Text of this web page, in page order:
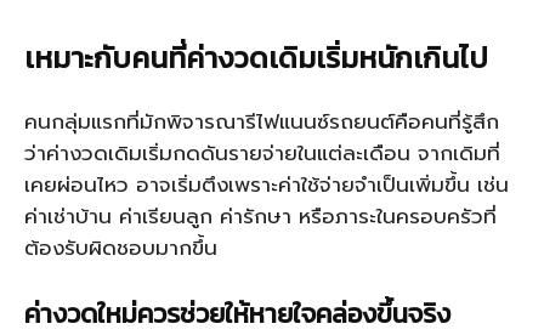
เหมาะกับคนที่ค่างวดเดิมเริ่มหนักเกินไป
คนกลุ่มแรกที่มักพิจารณารีไฟแนนซ์รถยนต์คือคนที่รู้สึก
ว่าค่างวดเดิมเริ่มกดดันรายจ่ายในแต่ละเดือน จากเดิมที่
เคยผ่อนไหว อาจเริ่มตึงเพราะค่าใช้จ่ายจำเป็นเพิ่มขึ้น เช่น
ค่าเช่าบ้าน ค่าเรียนลูก ค่ารักษา หรือภาระในครอบครัวที่
ต้องรับผิดชอบมากขึ้น
ค่างวดใหม่ควรช่วยให้หายใจคล่องขึ้นจริง